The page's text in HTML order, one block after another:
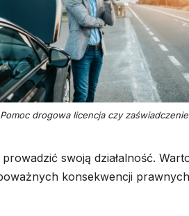
Pomoc drogowa licencja czy
swoją działalność.
konsekwencji prawnych